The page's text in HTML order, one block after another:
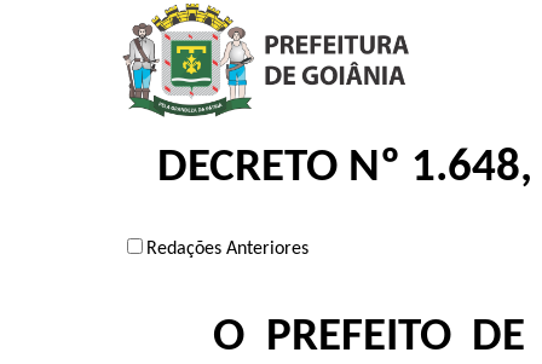
DECRETO Nº
Redações Anteriores
O PREFEITO